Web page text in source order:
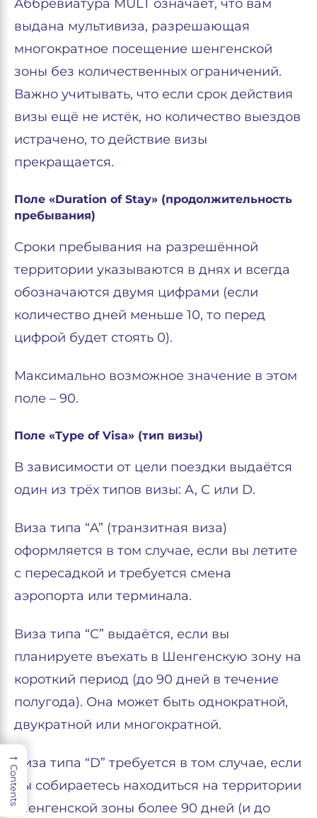
Аббревиатура MULT означает, что вам
выдана мультивиза, разрешающая
многократное посещение шенгенской
зоны без количественных ограничений.
Важно учитывать, что если срок действия
визы ещё не истёк, но количество выездов
истрачено, то действие визы
прекращается.
Поле «Duration of Stay» (продолжительность
пребывания)
Сроки пребывания на разрешённой
территории указываются в днях и всегда
обозначаются двумя цифрами (если
количество дней меньше 10, то перед
цифрой будет стоять 0).
Максимально возможное значение в этом
поле – 90.
Поле «Type of Visa» (тип визы)
В зависимости от цели поездки выдаётся
один из трёх типов визы: A, С или D.
Виза типа “A” (транзитная виза)
оформляется в том случае, если вы летите
с пересадкой и требуется смена
аэропорта или терминала.
Виза типа “С” выдаётся, если вы
планируете въехать в Шенгенскую зону на
короткий период (до 90 дней в течение
полугода). Она может быть однократной,
двукратной или многократной.
Виза типа “D” требуется в том случае, если
вы собираетесь находиться на территории
Шенгенской зоны более 90 дней (и до
→
Contents